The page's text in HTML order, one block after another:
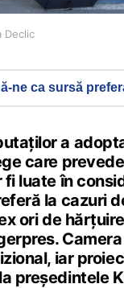
Declic
ne ca sursă
a
care
fi luate în
la cazuri
ori de
iar
președintele